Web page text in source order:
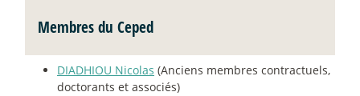
Membres du Ceped
DIADHIOU Nicolas (Anciens membres contractuels,
doctorants et associés)